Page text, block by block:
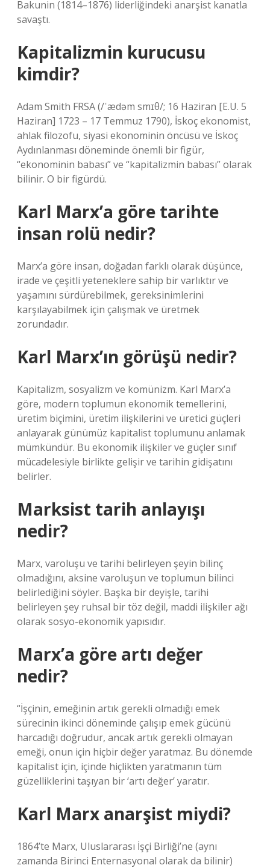
Bakunin (1814–1876) liderliğindeki anarşist kanatla
savaştı.
Kapitalizmin kurucusu
kimdir?
Adam Smith FRSA (/ˈædəm smɪθ/; 16 Haziran [E.U. 5
Haziran] 1723 – 17 Temmuz 1790), İskoç ekonomist,
ahlak filozofu, siyasi ekonominin öncüsü ve İskoç
Aydınlanması döneminde önemli bir figür,
“ekonominin babası” ve “kapitalizmin babası” olarak
bilinir. O bir figürdü.
Karl Marx’a göre tarihte
insan rolü nedir?
Marx’a göre insan, doğadan farklı olarak düşünce,
irade ve çeşitli yeteneklere sahip bir varlıktır ve
yaşamını sürdürebilmek, gereksinimlerini
karşılayabilmek için çalışmak ve üretmek
zorundadır.
Karl Marx’ın görüşü nedir?
Kapitalizm, sosyalizm ve komünizm. Karl Marx’a
göre, modern toplumun ekonomik temellerini,
üretim biçimini, üretim ilişkilerini ve üretici güçleri
anlayarak günümüz kapitalist toplumunu anlamak
mümkündür. Bu ekonomik ilişkiler ve güçler sınıf
mücadelesiyle birlikte gelişir ve tarihin gidişatını
belirler.
Marksist tarih anlayışı
nedir?
Marx, varoluşu ve tarihi belirleyen şeyin bilinç
olmadığını, aksine varoluşun ve toplumun bilinci
belirlediğini söyler. Başka bir deyişle, tarihi
belirleyen şey ruhsal bir töz değil, maddi ilişkiler ağı
olarak sosyo-ekonomik yapısıdır.
Marx’a göre artı değer
nedir?
“İşçinin, emeğinin artık gerekli olmadığı emek
sürecinin ikinci döneminde çalışıp emek gücünü
harcadığı doğrudur, ancak artık gerekli olmayan
emeği, onun için hiçbir değer yaratmaz. Bu dönemde
kapitalist için, içinde hiçlikten yaratmanın tüm
güzelliklerini taşıyan bir ‘artı değer’ yaratır.
Karl Marx anarşist miydi?
1864’te Marx, Uluslararası İşçi Birliği’ne (aynı
zamanda Birinci Enternasyonal olarak da bilinir)